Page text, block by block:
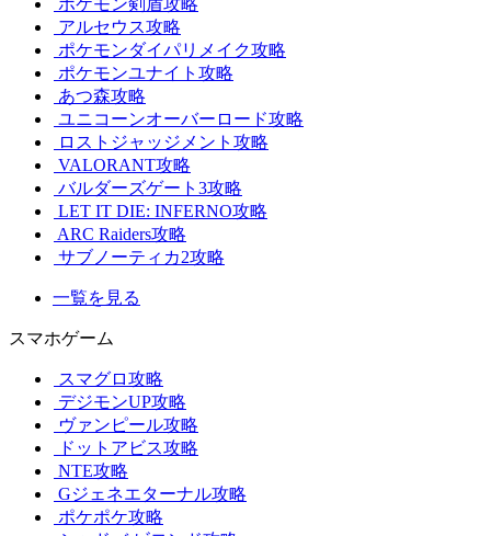
アルセウス攻略
ポケモンダイパリメイク攻略
ポケモンユナイト攻略
あつ森攻略
ユニコーンオーバーロード攻略
ロストジャッジメント攻略
VALORANT攻略
バルダーズゲート3攻略
LET IT DIE: INFERNO攻略
ARC Raiders攻略
サブノーティカ2攻略
一覧を見る
スマホゲーム
スマグロ攻略
デジモンUP攻略
ヴァンピール攻略
ドットアビス攻略
NTE攻略
Gジェネエターナル攻略
ポケポケ攻略